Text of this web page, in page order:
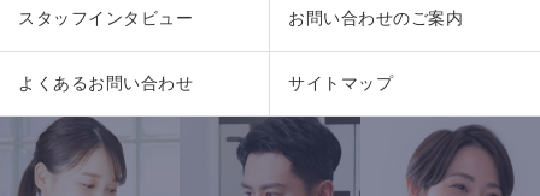
スタッフインタビュー お問い合わせのご案内
よくあるお問い合わせ サイトマップ